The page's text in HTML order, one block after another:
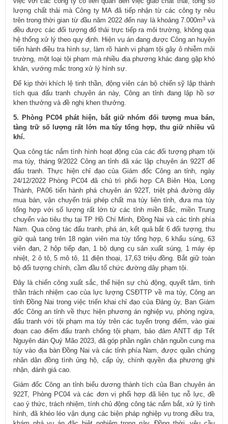
lượng chất thải mà Công ty MA đã tiếp nhận từ các công ty nêu
trên trong thời gian từ đầu năm 2022 đến nay là khoảng 7.000m3 và
đều được các đối tượng đổ thải trực tiếp ra môi trường, không qua
hệ thống xử lý theo quy định. Hiện vụ án đang được Công an huyện
tiến hành điều tra hình sự, làm rõ hành vi phạm tội gây ô nhiễm môi
trường, một loại tội phạm mà nhiều địa phương khác đang gặp khó
khăn, vướng mắc trong xử lý hình sự.
Để kịp thời khích lệ tinh thần, động viên cán bộ chiến sỹ lập thành
tích qua đấu tranh chuyên án này, Công an tỉnh đang lập hồ sơ
khen thưởng và đề nghị khen thưởng.
5. Phòng PC04 phát hiện, bắt giữ nhóm đối tượng mua bán,
tàng trữ số lượng rất lớn ma túy tổng hợp, thu giữ nhiều vũ
khí.
Qua công tác nắm tình hình hoạt động của các đối tượng phạm tội
ma túy, tháng 9/2022 Công an tỉnh đã xác lập chuyên án 922T để
đấu tranh. Thực hiện chỉ đạo của Giám đốc Công an tỉnh, ngày
24/12/2022 Phòng PC04 đã chủ trì phối hợp CA Biên Hòa, Long
Thành, PA06 tiến hành phá chuyên án 922T, triệt phá đường dây
mua bán, vận chuyển trái phép chất ma túy liên tỉnh, đưa ma túy
tổng hợp với số lượng rất lớn từ các tỉnh miền Bắc, miền Trung
chuyển vào tiêu thụ tại TP Hồ Chí Minh, Đồng Nai và các tỉnh phía
Nam. Qua công tác đấu tranh, phá án, kết quả bắt 6 đối tượng, thu
giữ quả tang trên 18 ngàn viên ma túy tổng hợp, 6 khẩu súng, 63
viên đạn, 2 hộp tiếp đạn, 1 bộ dụng cụ sản xuất súng, 1 máy ép
nhiệt, 2 ô tô, 5 mô tô, 11 điện thoại, 17,63 triệu đồng. Bắt giữ toàn
bộ đối tượng chính, cầm đầu tổ chức đường dây phạm tội.
Đây là chiến công xuất sắc, thể hiện sự chủ động, quyết tâm, tinh
thần trách nhiệm cao của lực lượng CSĐTTP về ma túy, Công an
tỉnh Đồng Nai trong việc triển khai chỉ đạo của Đảng ủy, Ban Giám
đốc Công an tỉnh về thực hiện phương án nghiệp vụ, phòng ngừa,
đấu tranh với tội phạm ma túy trên các tuyến trọng điểm, vào giai
đoạn cao điểm đấu tranh chống tội phạm, bảo đảm ANTT dịp Tết
Nguyên đán Quý Mão 2023, đã góp phần ngăn chặn nguồn cung ma
túy vào địa bàn Đồng Nai và các tỉnh phía Nam, được quần chúng
nhân dân đồng tình ủng hộ, cấp ủy, chính quyền địa phương ghi
nhận, đánh giá cao.
Giám đốc Công an tỉnh biểu dương thành tích của Ban chuyên án
922T, Phòng PC04 và các đơn vị phối hợp đã liên tục nỗ lực, đề
cao ý thức, trách nhiệm, tính chủ động công tác nắm bắt, xử lý tình
hình, đã khéo léo vận dụng các biện pháp nghiệp vụ trong điều tra,